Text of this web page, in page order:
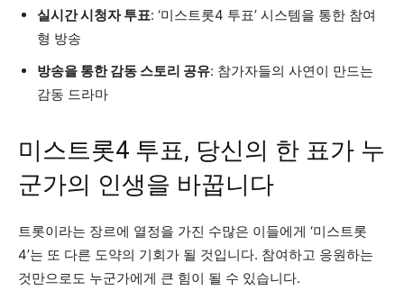
실시간 시청자 투표: ‘미스트롯4 투표’ 시스템을 통한 참여
형 방송
방송을 통한 감동 스토리 공유: 참가자들의 사연이 만드는
감동 드라마
미스트롯4 투표, 당신의 한 표가 누
군가의 인생을 바꿉니다
트롯이라는 장르에 열정을 가진 수많은 이들에게 ‘미스트롯
4’는 또 다른 도약의 기회가 될 것입니다. 참여하고 응원하는
것만으로도 누군가에게 큰 힘이 될 수 있습니다.